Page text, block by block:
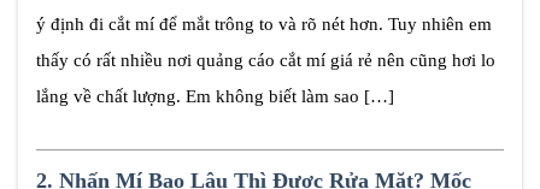
ý định đi cắt mí để mắt trông to và rõ nét hơn. Tuy nhiên em
thấy có rất nhiều nơi quảng cáo cắt mí giá rẻ nên cũng hơi lo
lắng về chất lượng. Em không biết làm sao […]
2. Nhấn Mí Bao Lâu Thì Được Rửa Mặt? Mốc